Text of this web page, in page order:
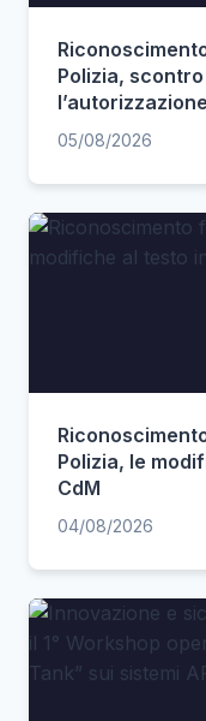
Polizia, scontro
05/08/2026
Polizia, le
CdM
04/08/2026